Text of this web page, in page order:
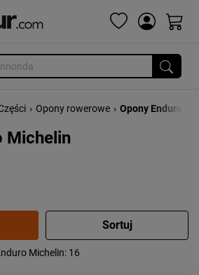
› Opony rowerowe › Opony Enduro
Michelin
Michelin: 16